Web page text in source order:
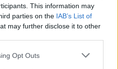
This information may
parties on the IAB’s List of
may further disclose it to other
Opt Outs